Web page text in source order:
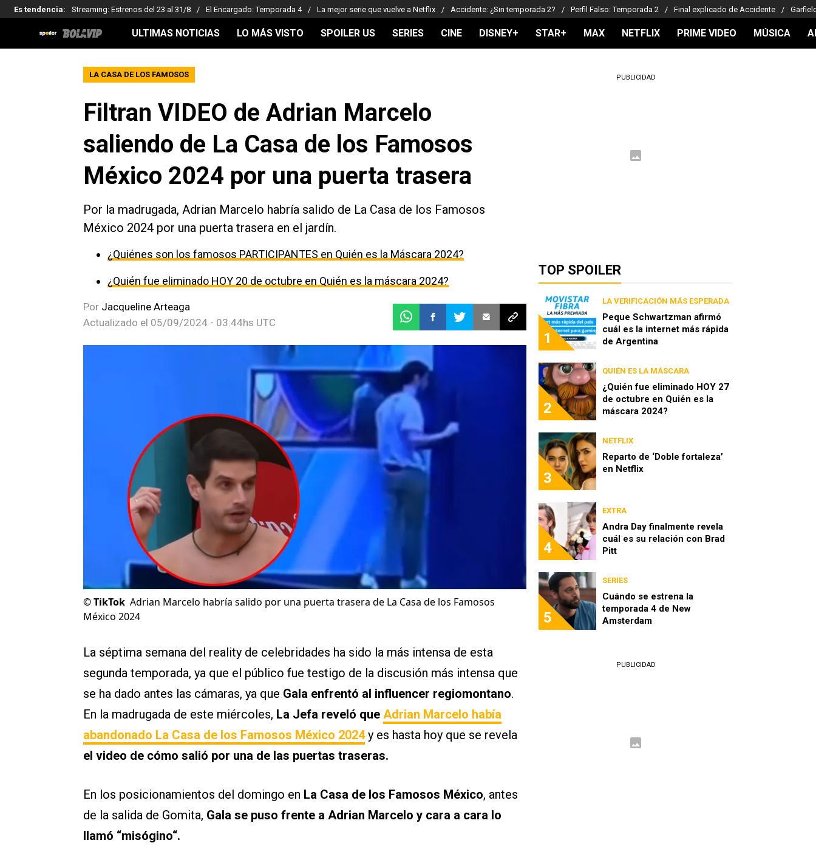
Es tendencia: Streaming: Estrenos del 23 al 31/8 El Encargado: Temporada 4 La mejor serie que vuelve a Netflix Accidente: ¿Sin temporada 2? Perfil Falso: Temporada 2 Final explicado de Accidente
ULTIMAS NOTICIAS LO MÁS VISTO SPOILER US SERIES CINE DISNEY+ STAR+ MAX NETFLIX PRIME VIDEO MÚSICA
LA CASA DE LOS FAMOSOS
Filtran VIDEO de Adrian Marcelo
saliendo de La Casa de los Famosos
México 2024 por una puerta trasera
Por la madrugada, Adrian Marcelo habría salido de La Casa de los Famosos
México 2024 por una puerta trasera en el jardín.
¿Quiénes son los famosos PARTICIPANTES en Quién es la Máscara 2024?
¿Quién fue eliminado HOY 20 de octubre en Quién es la máscara 2024?
Por Jacqueline Arteaga
Actualizado el 05/09/2024 - 03:44hs UTC
©TikTok Adrian Marcelo habría salido por una puerta trasera de La Casa de los Famosos
México 2024
La séptima semana del reality de celebridades ha sido la más intensa de esta
segunda temporada, ya que el público fue testigo de la discusión más intensa que
se ha dado antes las cámaras, ya que Gala enfrentó al influencer regiomontano.
En la madrugada de este miércoles, La Jefa reveló que Adrian Marcelo había
abandonado La Casa de los Famosos México 2024y es hasta hoy que se revela
el video de cómo salió por una de las puertas traseras.
En los posicionamientos del domingo en La Casa de los Famosos México, antes
de la salida de Gomita, Gala se puso frente a Adrian Marcelo y cara a cara lo
llamó “misógino“.
PUBLICIDAD
TOP SPOILER
1
LA VERIFICACIÓN MÁS ESPERADA
Peque Schwartzman afirmó
cuál es la internet más rápida
de Argentina
2
QUIÉN ES LA MÁSCARA
¿Quién fue eliminado HOY 27
de octubre en Quién es la
máscara 2024?
3
NETFLIX
Reparto de ‘Doble fortaleza’
en Netflix
4
EXTRA
Andra Day finalmente revela
cuál es su relación con Brad
Pitt
5
SERIES
Cuándo se estrena la
temporada 4 de New
Amsterdam
PUBLICIDAD